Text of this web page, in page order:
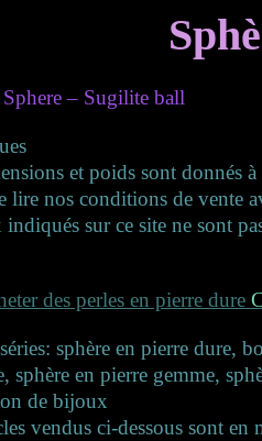
– Sugilite ball
et poids sont donnés
lire nos conditions de vente
sur ce site ne sont
des perles en pierre dure
sphère en pierre dure,
sphère en pierre gemme,
de bijoux
vendus ci-dessous sont en